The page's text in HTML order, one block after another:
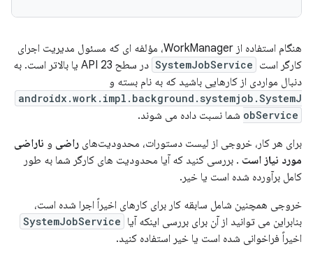
هنگام استفاده از WorkManager، مؤلفه ای که مسئول مدیریت اجرای
کارگر است SystemJobService
در سطح API 23 یا بالاتر است. به
دنبال مواردی از کارهایی باشید که به نام بسته و
androidx.work.impl.background.systemjob.SystemJ
obService شما نسبت داده می شوند.
برای هر کار، خروجی از لیست دستورات، محدودیت‌های راضی و ناراضی
مورد نیاز است . بررسی کنید که آیا محدودیت های کارگر شما به طور
کامل برآورده شده است یا خیر.
خروجی همچنین شامل سابقه کار برای کارهای اخیراً اجرا شده است،
بنابراین می توانید از آن برای بررسی اینکه آیا SystemJobService
اخیراً فراخوانی شده است یا خیر استفاده کنید.